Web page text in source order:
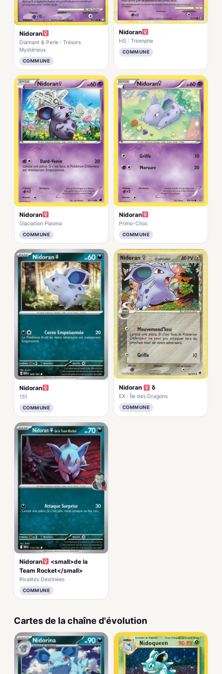
Nidoran
Diamant & Perle : Trésors
Mystérieux
COMMUNE
Nidoran
HS : Triomphe
COMMUNE
Nidoran
Glaciation Plasma
COMMUNE
Nidoran
Primo-Choc
COMMUNE
Nidoran
151
COMMUNE
Nidoran δ
EX : Île des Dragons
COMMUNE
Nidoran
<small>de la
Team Rocket</small>
Rivalités Destinées
COMMUNE
Cartes de la chaîne d'évolution